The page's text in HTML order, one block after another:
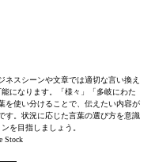
ネスシーンや文章では適切な言い換え
になります。「様々」「多岐にわた
を使い分けることで、伝えたい内容が
す。状況に応じた言葉の選び方を意識
を目指しましょう。
Stock